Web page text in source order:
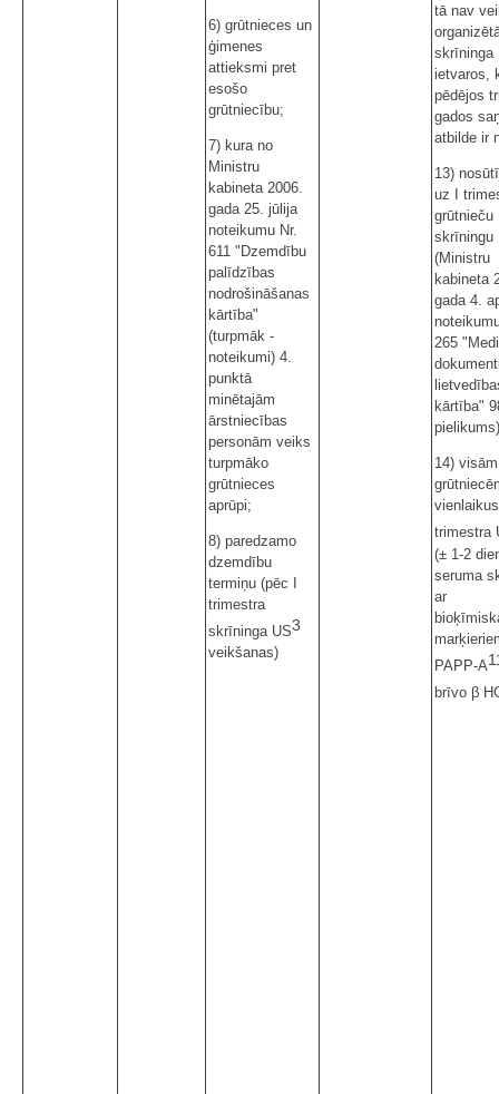
6) grūtnieces un
ģimenes
attieksmi pret
esošo
grūtniecību;
7) kura no
Ministru
kabineta 2006.
gada 25. jūlija
noteikumu Nr.
611 "Dzemdību
palīdzības
nodrošināšanas
kārtība"
(turpmāk -
noteikumi) 4.
punktā
minētajām
ārstniecības
personām veiks
turpmāko
grūtnieces
aprūpi;
8) paredzamo
dzemdību
termiņu (pēc I
trimestra
skrīninga US3
veikšanas)
tā nav
skrīninga
ietvaros,
pēdējos
gados
atbilde ir
13)
uz I
grūtnieču
skrīningu
(Ministru
kabineta
gada 4.
265
kārtība"
14) visām
trimestra
(± 1-2
seruma
ar
PAPP-A
brīvo β